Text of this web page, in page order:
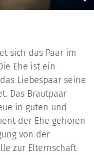
sich das Paar im
Ehe ist ein
Liebespaar seine
Das Brautpaar
in guten und
der Ehe gehören
von der
zur Elternschaft